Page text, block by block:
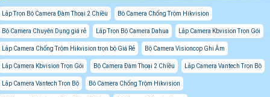
Lắp Trọn Bộ Camera Đàm Thoại 2 Chiều Bô Camera Chống Trộm Hikvision
Bộ Camera Chuyên Dụng giá rẻ Lắp Trọn Bộ Camera Dahua Lắp Camera Kbvision Trọn Gói
Lắp Camera Chống Trộm Hikvision trọn bộ Giá Rẻ Bộ Camera Visioncop Ghi Âm
Lắp Camera Kbvision Trọn Gói Bộ Camera Đàm Thoại 2 Chiều Lắp Camera Vantech Trọn Bộ
Lắp Camera Vantech Trọn Bộ Bô Camera Chống Trộm Hikvision